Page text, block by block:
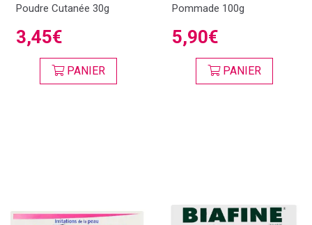
Poudre Cutanée 30g
3,45€
PANIER
Pommade 100g
5,90€
PANIER